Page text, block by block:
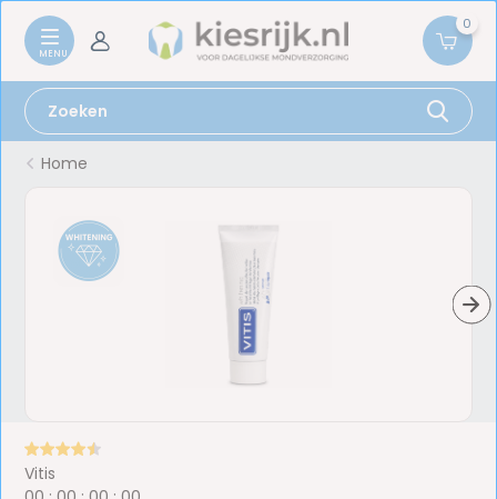
0
Home
Vitis